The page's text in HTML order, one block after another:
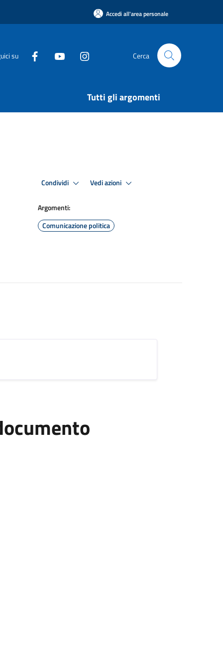
Accedi all'area personale
su Cerca
Tutti gli argomenti
Condividi Vedi azioni
Argomenti:
Comunicazione politica